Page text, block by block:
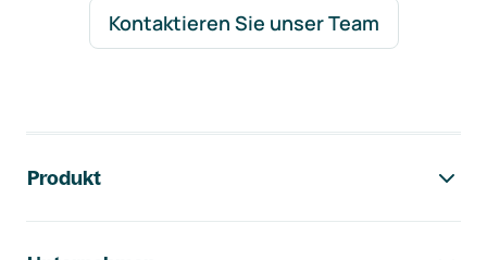
Kontaktieren Sie unser Team
Produkt